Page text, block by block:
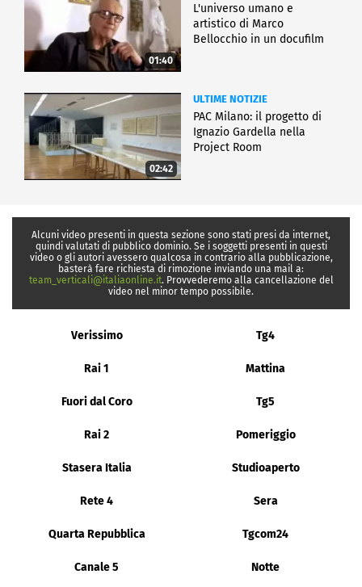
01:40
L'universo umano e
artistico di Marco
Bellocchio in un docufilm
02:42
ULTIME NOTIZIE
PAC Milano: il progetto di
Ignazio Gardella nella
Project Room
Alcuni video presenti in questa sezione sono stati presi da internet,
quindi valutati di pubblico dominio. Se i soggetti presenti in questi
video o gli autori avessero qualcosa in contrario alla pubblicazione,
basterà fare richiesta di rimozione inviando una mail a:
team_verticali@italiaonline.it. Provvederemo alla cancellazione del
video nel minor tempo possibile.
Verissimo Tg4
Rai 1 Mattina
Fuori dal Coro Tg5
Rai 2 Pomeriggio
Stasera Italia Studioaperto
Rete 4 Sera
Quarta Repubblica Tgcom24
Canale 5 Notte